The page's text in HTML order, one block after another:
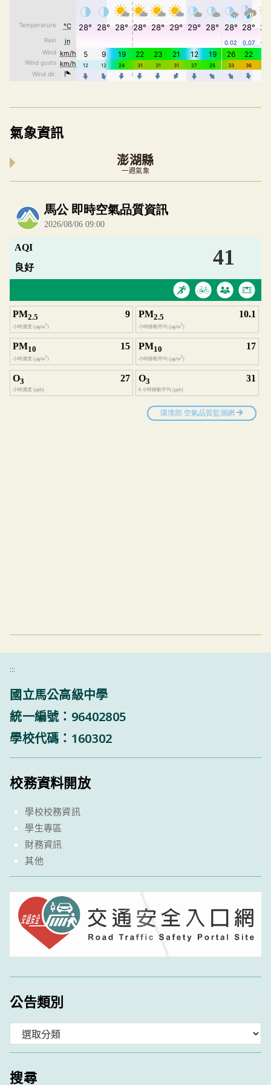
氣象資訊
澎湖縣
一週氣象
內嵌空氣品質小工具為視覺預覽，完整即時空
:::
國立馬公高級中學
統一編號：96402805
學校代碼：160302
校務資料開放
學校校務資訊
學生專區
財務資訊
其他
公告類別
類
搜尋